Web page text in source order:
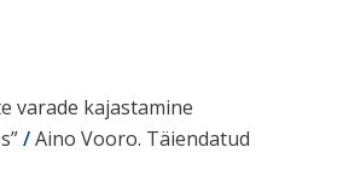
varade kajastamine
/Aino Vooro. Täiendatud